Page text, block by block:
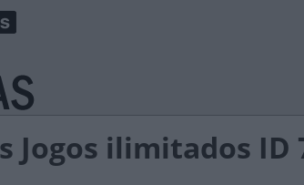
Jogos ilimitados ID